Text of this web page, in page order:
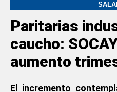
Paritarias
caucho:
aumento
El incremento